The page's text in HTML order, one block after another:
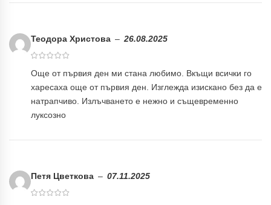
Теодора Христова – 26.08.2025
Още от първия ден ми стана любимо. Вкъщи всички го
харесаха още от първия ден. Изглежда изискано без да е
натрапчиво. Излъчването е нежно и същевременно
луксозно
Петя Цветкова – 07.11.2025